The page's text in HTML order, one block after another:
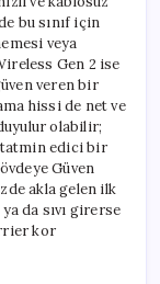
bu sınıf için
veya
Gen 2 ise
veren bir
hissi de net ve
olabilir;
tatmin edici bir
Güven
akla gelen ilk
da sıvı girerse
kor